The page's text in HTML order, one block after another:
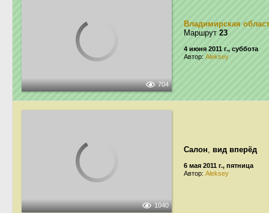
704
Владимирская
Маршрут 23
4 июня 2011 г., суббота
Автор: Aleksey
1040
Салон, вид вперёд
6 мая 2011 г., пятница
Автор: Aleksey